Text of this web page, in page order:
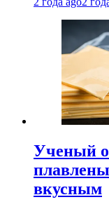
Ученый
вкусным